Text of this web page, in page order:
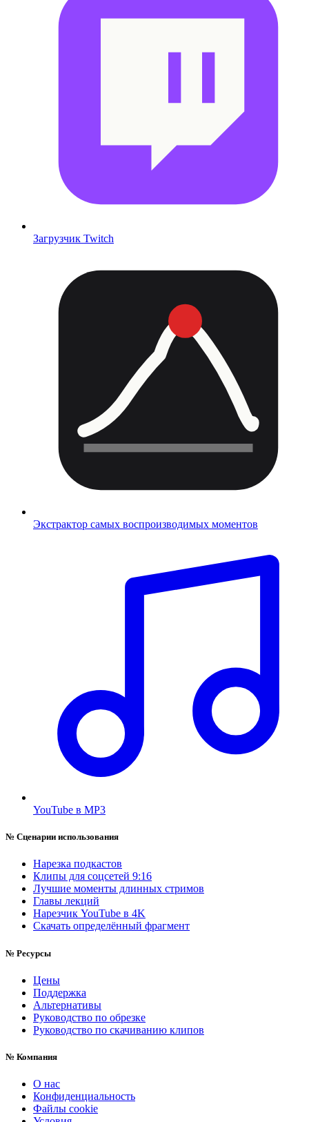
Загрузчик Twitch
Экстрактор самых воспроизводимых моментов
YouTube в MP3
№ Сценарии использования
Нарезка подкастов
Клипы для соцсетей 9:16
Лучшие моменты длинных стримов
Главы лекций
Нарезчик YouTube в 4K
Скачать определённый фрагмент
№ Ресурсы
Цены
Поддержка
Альтернативы
Руководство по обрезке
Руководство по скачиванию клипов
№ Компания
О нас
Конфиденциальность
Файлы cookie